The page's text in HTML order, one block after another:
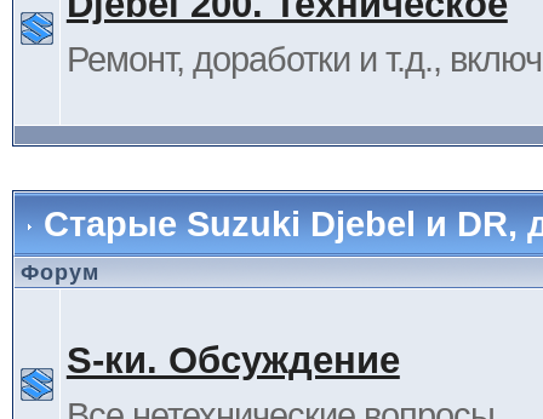
Ремонт, доработки и т.д.,
Старые Suzuki Djebel и DR,
Форум
S-ки. Обсуждение